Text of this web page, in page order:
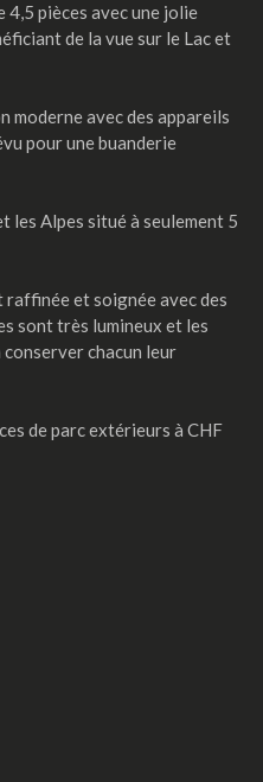
pièces avec une jolie
de la vue sur le Lac et
moderne avec des appareils
pour une buanderie
les Alpes situé à seulement 5
et soignée avec des
sont très lumineux et les
chacun leur
de parc extérieurs à CHF